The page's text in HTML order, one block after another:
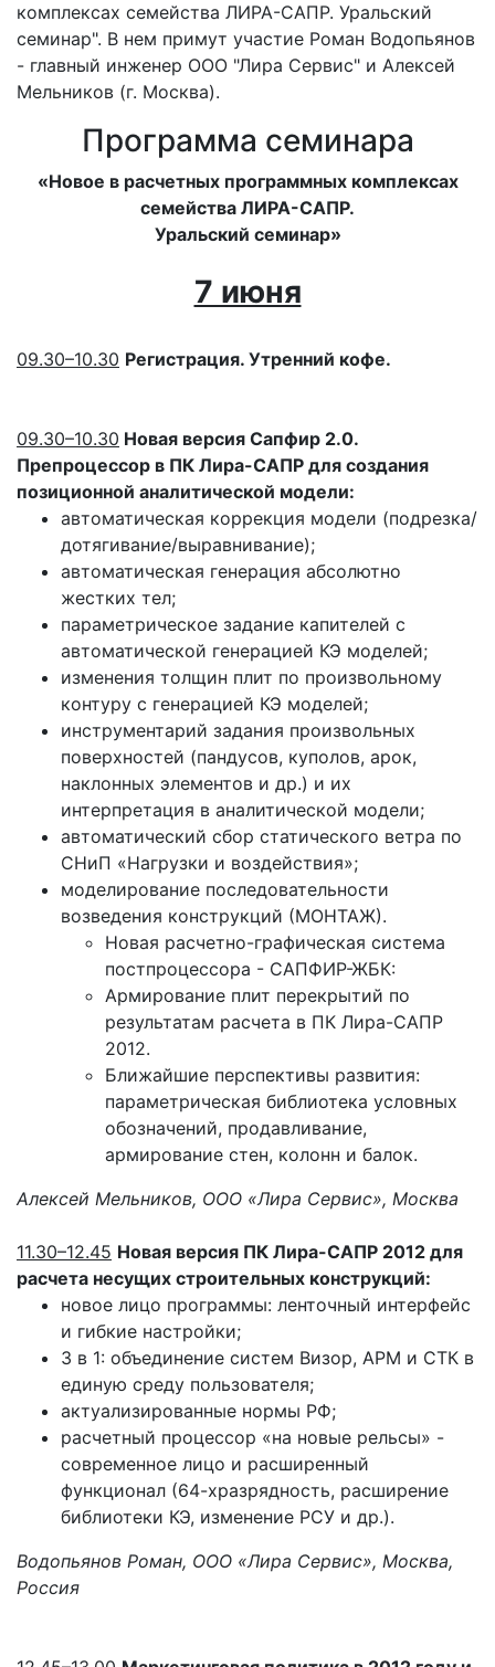
комплексах семейства ЛИРА-САПР. Уральский
семинар". В нем примут участие Роман Водопьянов
- главный инженер ООО "Лира Сервис" и Алексей
Мельников (г. Москва).
Программа семинара
«Новое в расчетных программных комплексах
семейства ЛИРА-САПР.
Уральский семинар»
7 июня
09.30–10.30 Регистрация. Утренний кофе.
09.30–10.30 Новая версия Сапфир 2.0.
Препроцессор в ПК Лира-САПР для создания
позиционной аналитической модели:
автоматическая коррекция модели (подрезка/
дотягивание/выравнивание);
автоматическая генерация абсолютно
жестких тел;
параметрическое задание капителей с
автоматической генерацией КЭ моделей;
изменения толщин плит по произвольному
контуру с генерацией КЭ моделей;
инструментарий задания произвольных
поверхностей (пандусов, куполов, арок,
наклонных элементов и др.) и их
интерпретация в аналитической модели;
автоматический сбор статического ветра по
СНиП «Нагрузки и воздействия»;
моделирование последовательности
возведения конструкций (МОНТАЖ).
Новая расчетно-графическая система
постпроцессора - САПФИР-ЖБК:
Армирование плит перекрытий по
результатам расчета в ПК Лира-САПР
2012.
Ближайшие перспективы развития:
параметрическая библиотека условных
обозначений, продавливание,
армирование стен, колонн и балок.
Алексей Мельников, ООО «Лира Сервис», Москва
11.30–12.45 Новая версия ПК Лира-САПР 2012 для
расчета несущих строительных конструкций:
новое лицо программы: ленточный интерфейс
и гибкие настройки;
3 в 1: объединение систем Визор, АРМ и СТК в
единую среду пользователя;
актуализированные нормы РФ;
расчетный процессор «на новые рельсы» -
современное лицо и расширенный
функционал (64-хразрядность, расширение
библиотеки КЭ, изменение РСУ и др.).
Водопьянов Роман, ООО «Лира Сервис», Москва,
Россия